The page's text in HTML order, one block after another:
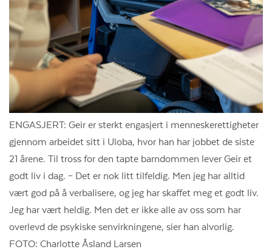
ENGASJERT: Geir er sterkt engasjert i menneskerettigheter
gjennom arbeidet sitt i Uloba, hvor han har jobbet de siste
21 årene. Til tross for den tapte barndommen lever Geir et
godt liv i dag. – Det er nok litt tilfeldig. Men jeg har alltid
vært god på å verbalisere, og jeg har skaffet meg et godt liv.
Jeg har vært heldig. Men det er ikke alle av oss som har
overlevd de psykiske senvirkningene, sier han alvorlig.
FOTO: Charlotte Åsland Larsen